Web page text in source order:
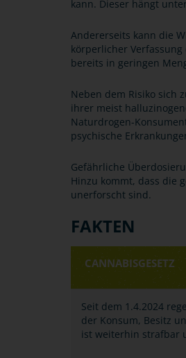
kann. Dieser hängt
Andererseits kann die
körperlicher
bereits in geringen
Neben dem Risiko sich
ihrer meist
Naturdrogen-
psychische
Gefährliche
Hinzu kommt, dass die
unerforscht sind.
FAKTEN
CANNABISGESETZ
Seit dem 1.4.2024
der Konsum, Besitz
ist weiterhin strafbar